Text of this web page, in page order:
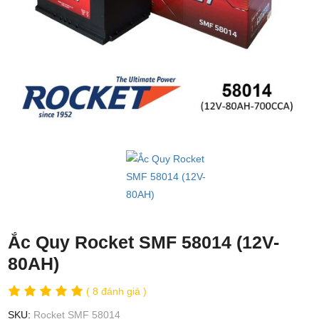
Ắc Quy Rocket SMF 58014 (12V-
80AH)
( 8 đánh giá )
SKU: Rocket SMF 58014